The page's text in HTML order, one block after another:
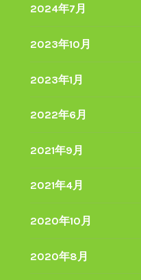
2024年7月
2023年10月
2023年1月
2022年6月
2021年9月
2021年4月
2020年10月
2020年8月